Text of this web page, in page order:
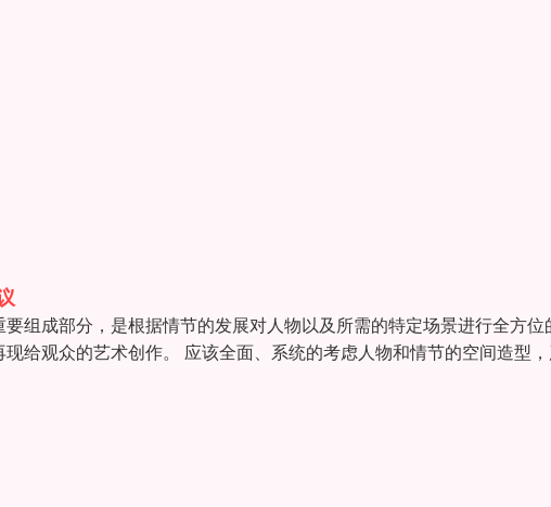
组成部分，是根据情节的发展对人物以及所需的特定场景进行全方位
给观众的艺术创作。 应该全面、系统的考虑人物和情节的空间造型